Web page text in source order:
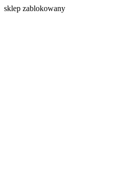
sklep zablokowany